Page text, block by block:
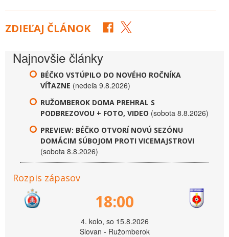
ZDIEĽAJ ČLÁNOK
Najnovšie články
BÉČKO VSTÚPILO DO NOVÉHO ROČNÍKA
VÍŤAZNE (nedeľa 9.8.2026)
RUŽOMBEROK DOMA PREHRAL S
PODBREZOVOU + FOTO, VIDEO (sobota 8.8.2026)
PREVIEW: BÉČKO OTVORÍ NOVÚ SEZÓNU
DOMÁCIM SÚBOJOM PROTI VICEMAJSTROVI
(sobota 8.8.2026)
Rozpis zápasov
18:00
4. kolo, so 15.8.2026
Slovan - Ružomberok